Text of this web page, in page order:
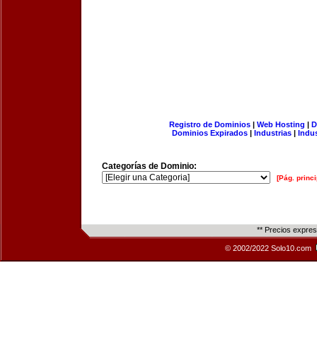
Registro de Dominios| Web Hosting |
Dominios Expirados | Industrias |
Categorías de Dominio:
[Pág.
** Precios
© 2002/2022 Solo10.com